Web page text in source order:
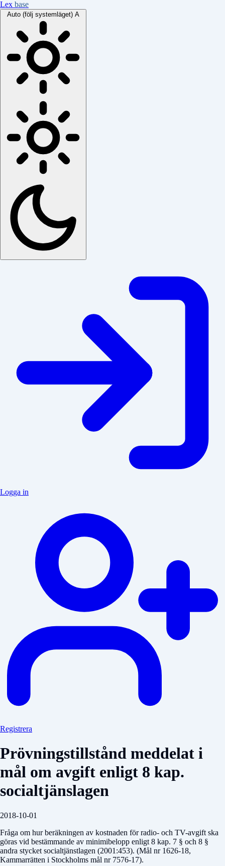
Lex base
Auto (följ systemläget) A
Logga in
Registrera
Prövningstillstånd meddelat i
mål om avgift enligt 8 kap.
socialtjänslagen
2018-10-01
Fråga om hur beräkningen av kostnaden för radio- och TV-avgift ska
göras vid bestämmande av minimibelopp enligt 8 kap. 7 § och 8 §
andra stycket socialtjänstlagen (2001:453). (Mål nr 1626-18,
Kammarrätten i Stockholms mål nr 7576-17).